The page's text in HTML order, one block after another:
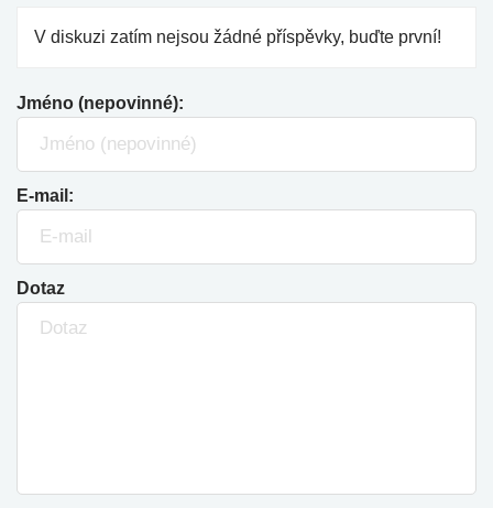
V diskuzi zatím nejsou žádné příspěvky, buďte první!
Jméno (nepovinné):
E-mail:
Dotaz